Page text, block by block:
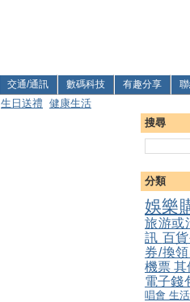
交通/通訊 數碼科技 有趣分享
生日送禮 健康生活
搜尋
分類
娛樂
旅游或
訊 百
券/換
機票其
電子錢
唱會 生